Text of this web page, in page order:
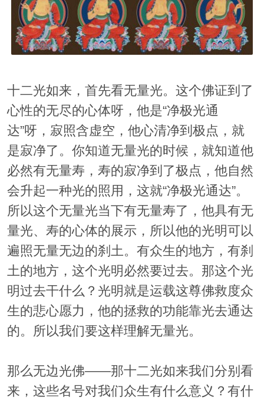
十二光如来，首先看无量光。这个佛证到了
心性的无尽的心体呀，他是“净极光通
达”呀，寂照含虚空，他心清净到极点，就
是寂净了。你知道无量光的时候，就知道他
必然有无量寿，寿的寂净到了极点，他自然
会升起一种光的照用，这就“净极光通达”。
所以这个无量光当下有无量寿了，他具有无
量光、寿的心体的展示，所以他的光明可以
遍照无量无边的刹土。有众生的地方，有刹
土的地方，这个光明必然要过去。那这个光
明过去干什么？光明就是运载这尊佛救度众
生的悲心愿力，他的拯救的功能靠光去通达
的。所以我们要这样理解无量光。
那么无边光佛——那十二光如来我们分别看
来，这些名号对我们众生有什么意义？有什